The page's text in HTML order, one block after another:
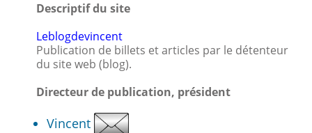
Descriptif du site
Leblogdevincent
Publication de billets et articles par le détenteur
du site web (blog).
Directeur de publication, président
Vincent